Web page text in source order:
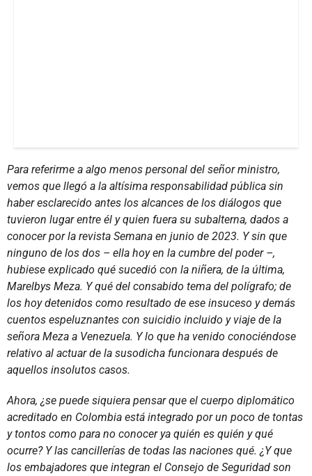
Para referirme a algo menos personal del señor ministro,
vemos que llegó a la altísima responsabilidad pública sin
haber esclarecido antes los alcances de los diálogos que
tuvieron lugar entre él y quien fuera su subalterna, dados a
conocer por la revista Semana en junio de 2023. Y sin que
ninguno de los dos – ella hoy en la cumbre del poder –,
hubiese explicado qué sucedió con la niñera, de la última,
Marelbys Meza. Y qué del consabido tema del polígrafo; de
los hoy detenidos como resultado de ese insuceso y demás
cuentos espeluznantes con suicidio incluido y viaje de la
señora Meza a Venezuela. Y lo que ha venido conociéndose
relativo al actuar de la susodicha funcionara después de
aquellos insolutos casos.
Ahora, ¿se puede siquiera pensar que el cuerpo diplomático
acreditado en Colombia está integrado por un poco de tontas
y tontos como para no conocer ya quién es quién y qué
ocurre? Y las cancillerías de todas las naciones qué. ¿Y que
los embajadores que integran el Consejo de Seguridad son